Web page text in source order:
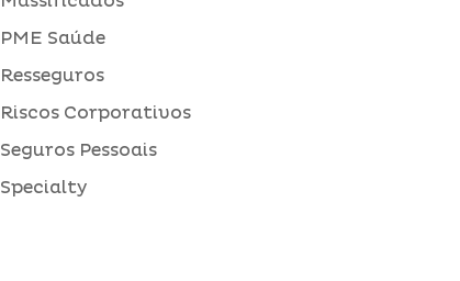
PME Saúde
Resseguros
Riscos Corporativos
Seguros Pessoais
Specialty